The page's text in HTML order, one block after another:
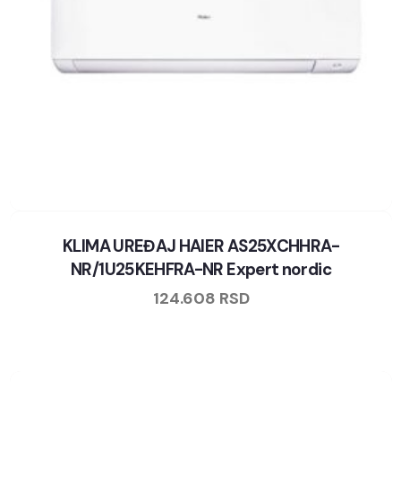
KLIMA UREĐAJ HAIER AS25XCHHRA-
NR/1U25KEHFRA-NR Expert nordic
124.608 RSD